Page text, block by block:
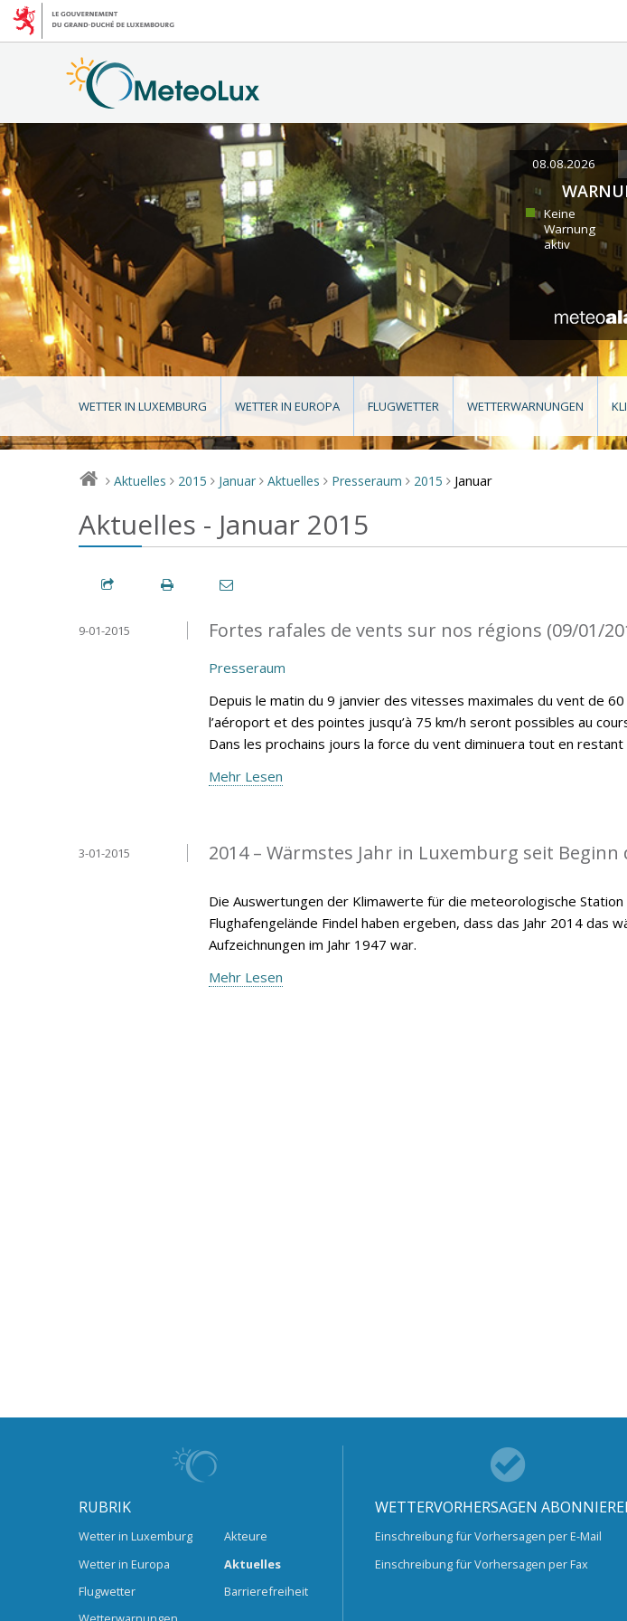
08.08.2026
Keine
Warnung
aktiv
WETTER IN LUXEMBURG WETTER IN EUROPA FLUGWETTER WETTERWARNUNGEN
> Aktuelles > 2015 > Januar > Aktuelles > Presseraum > 2015 > Januar
Aktuelles - Januar 2015
Fortes rafales de vents sur nos régions (09/01/
9-01-2015
Presseraum
Depuis le matin du 9 janvier des vitesses maximales du vent de
l’aéroport et des pointes jusqu’à 75 km/h seront possibles au
Dans les prochains jours la force du vent diminuera tout en
Mehr Lesen
2014 – Wärmstes Jahr in Luxemburg seit Beginn
3-01-2015
Die Auswertungen der Klimawerte für die meteorologische
Flughafengelände Findel haben ergeben, dass das Jahr 2014 das
Aufzeichnungen im Jahr 1947 war.
Mehr Lesen
RUBRIK
Wetter in Luxemburg
Wetter in Europa
Flugwetter
Akteure
Aktuelles
Barrierefreiheit
WETTERVORHERSAGEN
Einschreibung für Vorhersagen per E-Mail
Einschreibung für Vorhersagen per Fax